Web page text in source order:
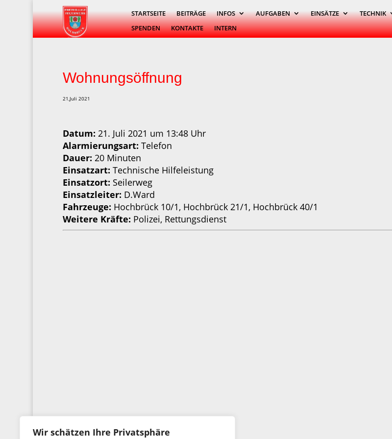
Wir schätzen Ihre Privatsphäre
STARTSEITE BEITRÄGE INFOS AUFGABEN EINSÄTZE TECHNIK
SPENDEN
KONTAKTE INTERN
Wohnungsöffnung
21,Juli 2021
Datum: 21. Juli 2021 um 13:48 Uhr
Alarmierungsart: Telefon
Dauer: 20 Minuten
Einsatzart: Technische Hilfeleistung
Einsatzort: Seilerweg
Einsatzleiter: D.Ward
Fahrzeuge: Hochbrück 10/1, Hochbrück 21/1, Hochbrück 40/1
Weitere Kräfte: Polizei, Rettungsdienst